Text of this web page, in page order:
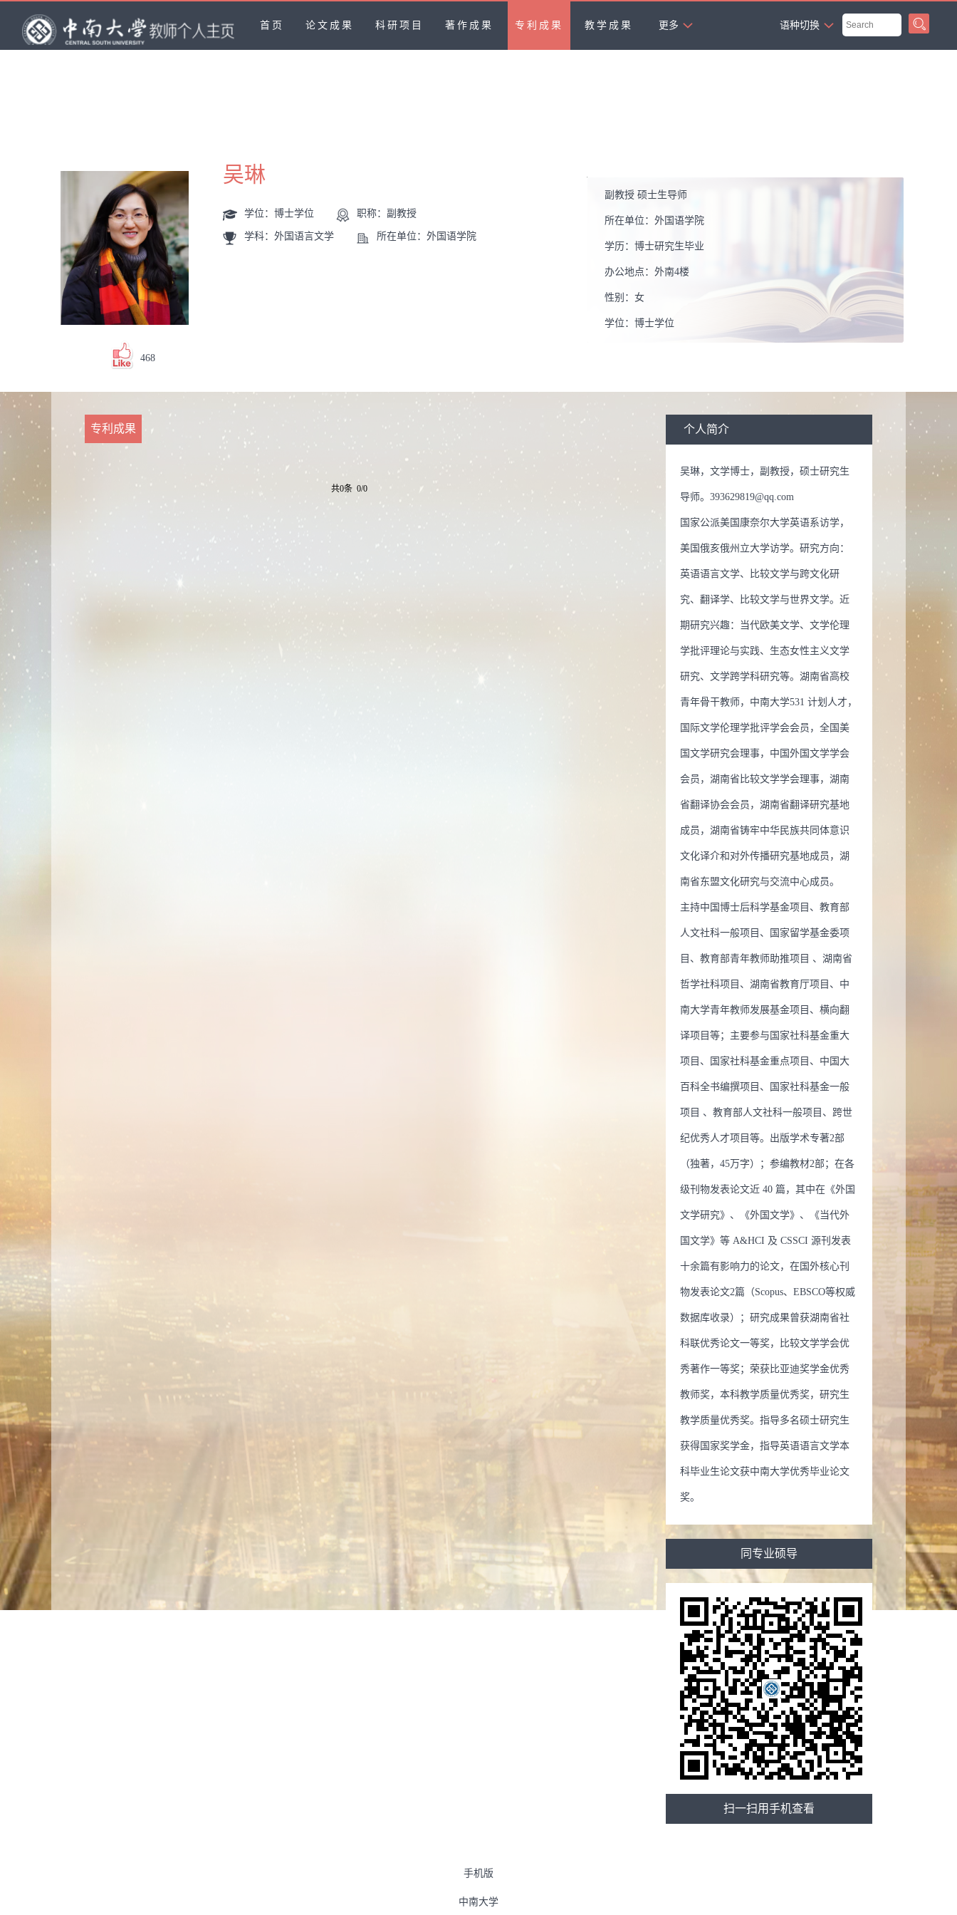
首页 论文成果 科研项目 著作成果 专利成果 教学成果 更多
语种切换
468
吴琳
学位：博士学位 职称：副教授
学科：外国语言文学 所在单位：外国语学院
副教授 硕士生导师
所在单位： 外国语学院
学历： 博士研究生毕业
办公地点： 外南4楼
性别： 女
学位： 博士学位
专利成果
共0条 0/0
个人简介
吴琳，文学博士，副教授，硕士研究生
导师。393629819@qq.com
国家公派美国康奈尔大学英语系访学，
美国俄亥俄州立大学访学。研究方向：
英语语言文学、比较文学与跨文化研
究、翻译学、比较文学与世界文学。近
期研究兴趣：当代欧美文学、文学伦理
学批评理论与实践、生态女性主义文学
研究、文学跨学科研究等。湖南省高校
青年骨干教师，中南大学531 计划人才，
国际文学伦理学批评学会会员，全国美
国文学研究会理事，中国外国文学学会
会员，湖南省比较文学学会理事，湖南
省翻译协会会员，湖南省翻译研究基地
成员，湖南省铸牢中华民族共同体意识
文化译介和对外传播研究基地成员，湖
南省东盟文化研究与交流中心成员。
主持中国博士后科学基金项目、教育部
人文社科一般项目、国家留学基金委项
目、教育部青年教师助推项目 、湖南省
哲学社科项目、湖南省教育厅项目、中
南大学青年教师发展基金项目、横向翻
译项目等；主要参与国家社科基金重大
项目、国家社科基金重点项目、中国大
百科全书编撰项目、国家社科基金一般
项目 、教育部人文社科一般项目、跨世
纪优秀人才项目等。出版学术专著2部
（独著，45万字）；参编教材2部；在各
级刊物发表论文近 40 篇，其中在《外国
文学研究》、《外国文学》、《当代外
国文学》等 A&HCI 及 CSSCI 源刊发表
十余篇有影响力的论文，在国外核心刊
物发表论文2篇（Scopus、EBSCO等权威
数据库收录）；研究成果曾获湖南省社
科联优秀论文一等奖，比较文学学会优
秀著作一等奖；荣获比亚迪奖学金优秀
教师奖，本科教学质量优秀奖，研究生
教学质量优秀奖。指导多名硕士研究生
获得国家奖学金，指导英语语言文学本
科毕业生论文获中南大学优秀毕业论文
奖。
同专业硕导
扫一扫用手机查看
手机版
中南大学